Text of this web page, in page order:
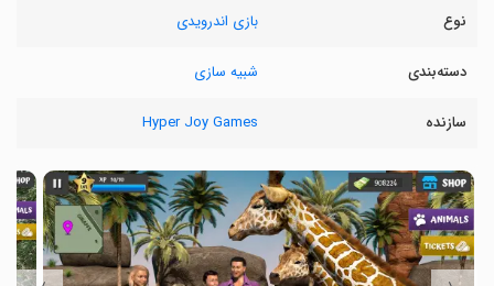
نوع بازی اندرویدی
دسته‌بندی شبیه سازی
سازنده Hyper Joy Games